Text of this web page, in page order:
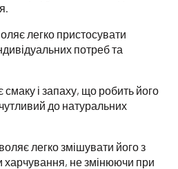
легко пристосувати
потреб та
смаку і запаху, що робить його
до натуральних
легко змішувати його з
харчування, не змінюючи при